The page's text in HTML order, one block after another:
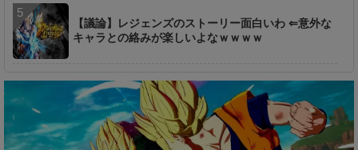
【議論】レジェンズのストーリー面白いわ ⇐意外な
キャラとの絡みが楽しいよなｗｗｗｗ